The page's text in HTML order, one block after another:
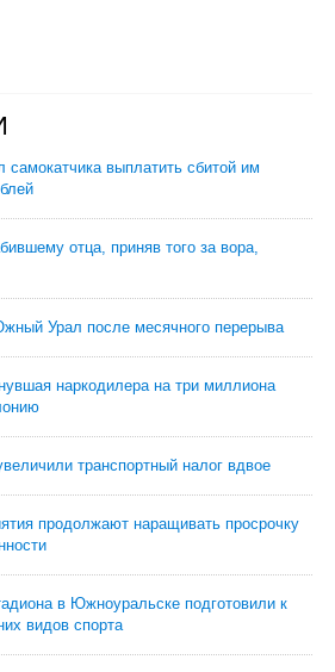
самокатчика выплатить сбитой им
отца, приняв того за вора,
Урал после месячного перерыва
наркодилера на три миллиона
транспортный налог вдвое
продолжают наращивать просрочку
в Южноуральске подготовили к
видов спорта